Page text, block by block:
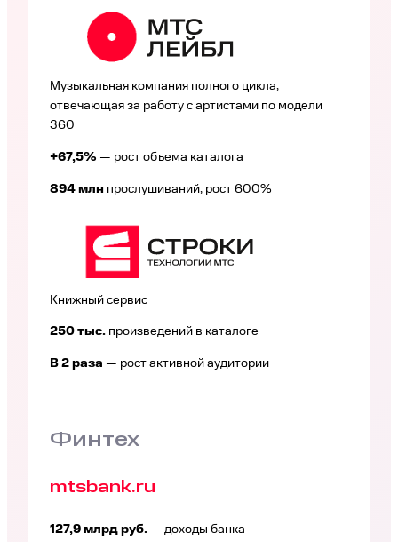
Музыкальная компания полного цикла,
отвечающая за работу с артистами по модели
360
+67,5% — рост объема каталога
894 млн прослушиваний, рост 600%
Книжный сервис
250 тыс. произведений в каталоге
В 2 раза — рост активной аудитории
Финтех
mtsbank.ru
127,9 млрд руб. — доходы банка